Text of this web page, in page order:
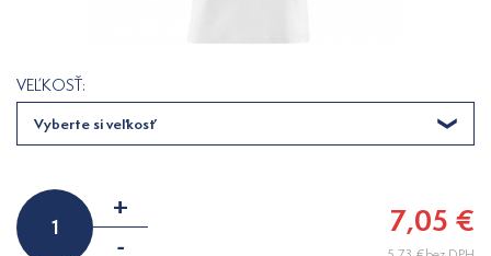
VEĽKOSŤ:
Vyberte si veľkosť
+
-
7,05 €